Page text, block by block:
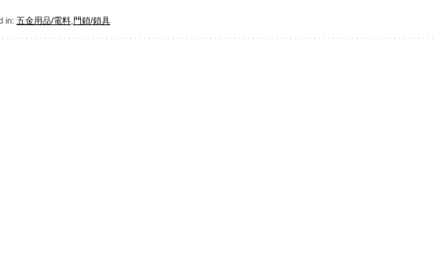
in: 五金用品/電料 門鎖/鎖具